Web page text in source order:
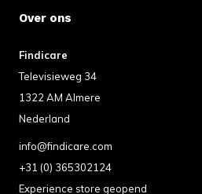
Over ons
Findicare
Televisieweg 34
1322 AM Almere
Nederland
info@findicare.com
+31 (0) 365302124
Experience store geopend